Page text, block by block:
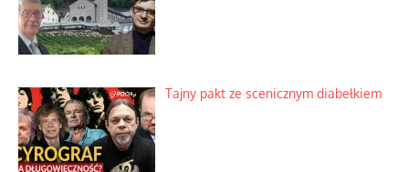
Tajny pakt ze scenicznym diabełkiem